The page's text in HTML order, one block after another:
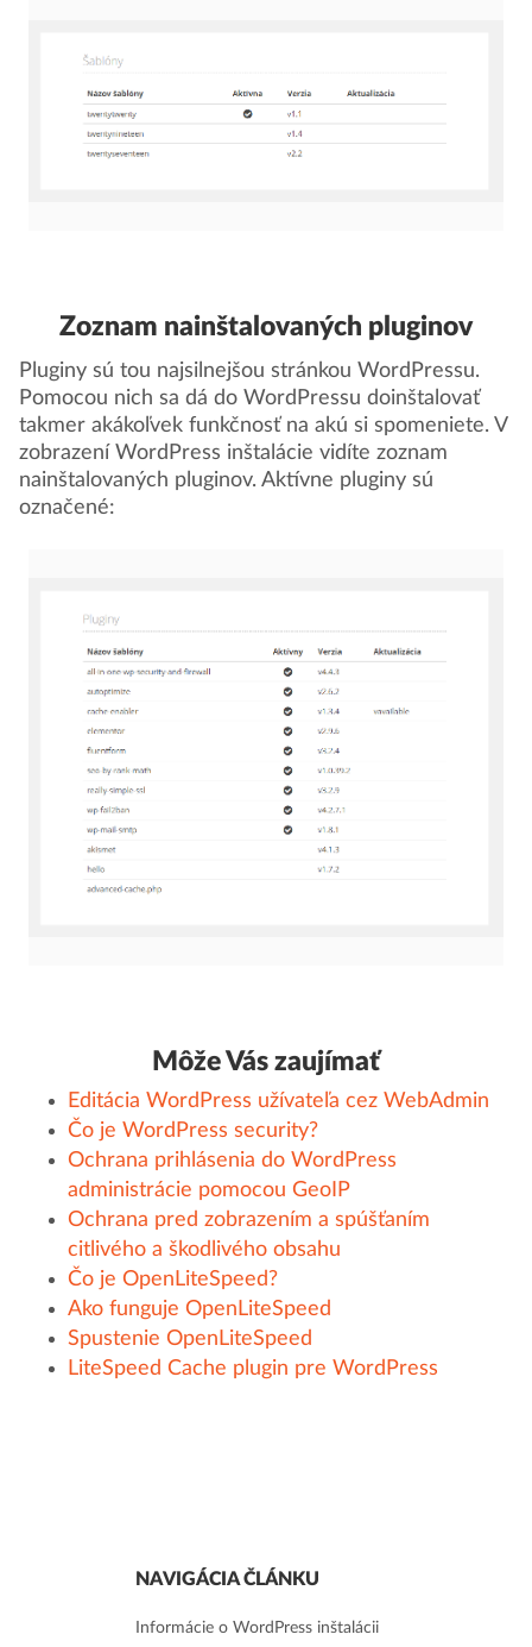
Zoznam nainštalovaných pluginov
Pluginy sú tou najsilnejšou stránkou WordPressu.
Pomocou nich sa dá do WordPressu doinštalovať
takmer akákoľvek funkčnosť na akú si spomeniete. V
zobrazení WordPress inštalácie vidíte zoznam
nainštalovaných pluginov. Aktívne pluginy sú
označené:
Môže Vás zaujímať
Editácia WordPress užívateľa cez WebAdmin
Čo je WordPress security?
Ochrana prihlásenia do WordPress
administrácie pomocou GeoIP
Ochrana pred zobrazením a spúšťaním
citlivého a škodlivého obsahu
Čo je OpenLiteSpeed?
Ako funguje OpenLiteSpeed
Spustenie OpenLiteSpeed
LiteSpeed Cache plugin pre WordPress
NAVIGÁCIA ČLÁNKU
Informácie o WordPress inštalácii